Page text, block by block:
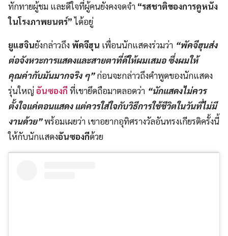
ทักทายผู้ชม และดีใจที่ผู้คนยังคงจดจำ “รสชาติของการดูหนัง
ในโรงภาพยนตร์”ได้อยู่
ยูแฮจินยังกล่าวถึง พัคจีฮุน เพื่อนนักแสดงร่วมว่า “พัคจีฮุนส่ง
ต่อจังหวะการแสดงและสายตาที่ดีให้ผมเสมอ ซึ่งผมให้
คุณค่ากับมันมากจริง ๆ”ก่อนจะกล่าวถึงคำพูดของนักแสดง
รุ่นใหญ่อันซองกีที่เขายึดถือมาตลอดว่า “นักแสดงไม่ควร
ตั้งใจแค่ตอนแสดง แต่ควรใส่ใจกับวิธีการใช้ชีวิตในวันที่ไม่มี
งานด้วย”พร้อมเผยว่า เขาอยากอุทิศรางวัลอันทรงเกียรติครั้งนี้
ให้กับนักแสดงอันซองกีด้วย